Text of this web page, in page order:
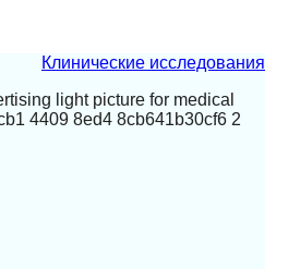
Клинические исследования